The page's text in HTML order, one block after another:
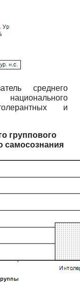
среднего
и
группового
самосознания